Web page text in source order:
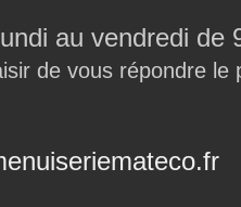
au vendredi
de vous répondre le